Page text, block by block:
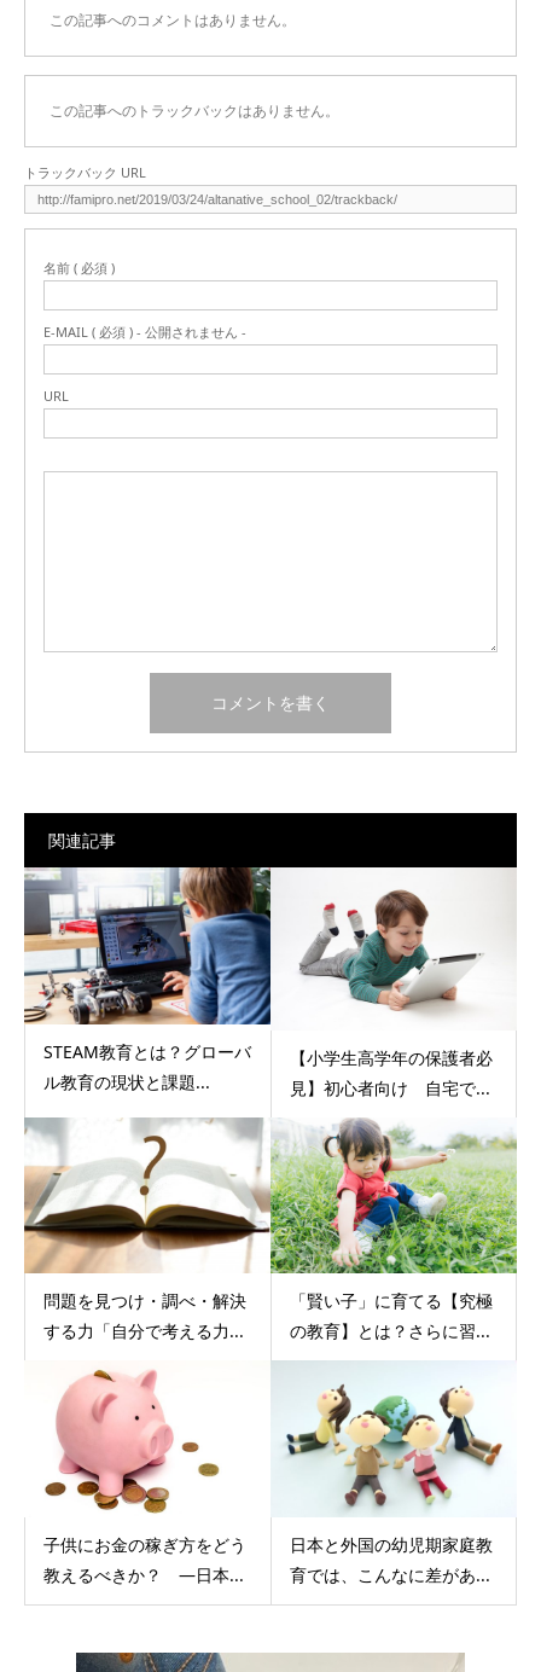
この記事へのコメントはありません。
この記事へのトラックバックはありません。
トラックバック URL
名前 ( 必須 )
E-MAIL ( 必須 ) - 公開されません -
URL
関連記事
STEAM教育とは？グローバ
ル教育の現状と課題...
【小学生高学年の保護者必
見】初心者向け 自宅で...
問題を見つけ・調べ・解決
する力「自分で考える力...
「賢い子」に育てる【究極
の教育】とは？さらに習...
子供にお金の稼ぎ方をどう
教えるべきか？ ―日本...
日本と外国の幼児期家庭教
育では、こんなに差があ...